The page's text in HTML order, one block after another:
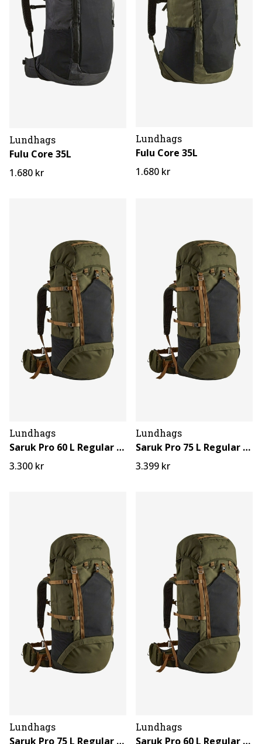
Lundhags
Fulu Core 35L
1.680 kr
Lundhags
Fulu Core 35L
1.680 kr
Lundhags
Saruk Pro 60 L Regular Short
3.300 kr
Lundhags
Saruk Pro 75 L Regular Short
3.399 kr
Lundhags
Saruk Pro 75 L Regular Long
Lundhags
Saruk Pro 60 L Regular Long